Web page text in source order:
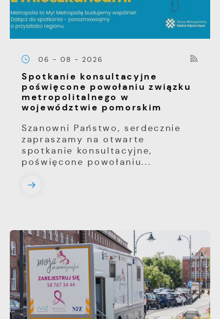
06 - 08 - 2026
Spotkanie konsultacyjne
poświęcone powołaniu związku
metropolitalnego w
województwie pomorskim
Szanowni Państwo, serdecznie
zapraszamy na otwarte
spotkanie konsultacyjne,
poświęcone powołaniu...